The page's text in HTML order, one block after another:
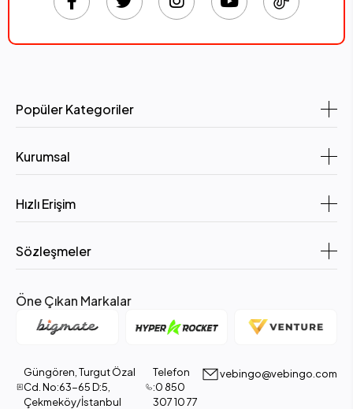
Popüler Kategoriler
Kurumsal
Hızlı Erişim
Sözleşmeler
Öne Çıkan Markalar
Güngören, Turgut Özal
Cd. No:63-65 D:5,
Çekmeköy/İstanbul
Telefon
:0 850
307 10 77
vebingo@vebingo.com